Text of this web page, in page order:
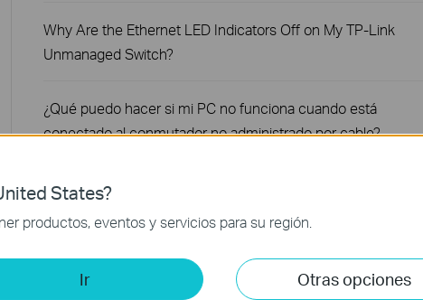
Why Are the Ethernet LED Indicators Off on My TP-Link
Unmanaged Switch?
¿Qué puedo hacer si mi PC no funciona cuando está
conectado al conmutador no administrado por cable?
What Can I Do If My PC Has Slow Network Speed When
Cómo encontrar la versión de hardware en un dispositivo de
TP-Link
States?
productos, eventos y servicios para su región.
Ir Otras opciones